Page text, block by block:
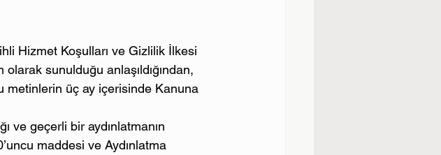
Hizmet Koşulları ve Gizlilik İlkesi
sunulduğu anlaşıldığından,
metinlerin üç ay içerisinde Kanuna
ve geçerli bir aydınlatmanın
maddesi ve Aydınlatma